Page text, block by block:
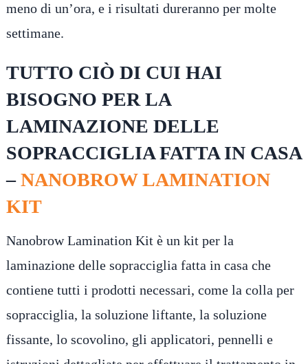
meno di un’ora, e i risultati dureranno per molte
settimane.
TUTTO CIÒ DI CUI HAI
BISOGNO PER LA
LAMINAZIONE DELLE
SOPRACCIGLIA FATTA IN CASA
–NANOBROW LAMINATION
KIT
Nanobrow Lamination Kit è un kit per la
laminazione delle sopracciglia fatta in casa che
contiene tutti i prodotti necessari, come la colla per
sopracciglia, la soluzione liftante, la soluzione
fissante, lo scovolino, gli applicatori, pennelli e